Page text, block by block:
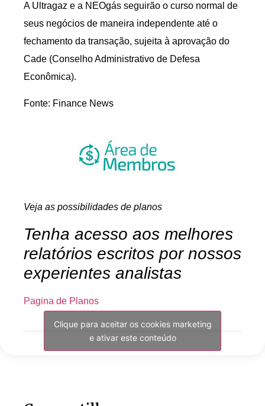
A Ultragaz e a NEOgás seguirão o curso normal de
seus negócios de maneira independente até o
fechamento da transação, sujeita à aprovação do
Cade (Conselho Administrativo de Defesa
Econômica).
Fonte: Finance News
Veja as possibilidades de planos
Tenha acesso aos melhores
relatórios escritos por nossos
experientes analistas
Pagina de Planos
Clique para aceitar os cookies marketing
e ativar este conteúdo